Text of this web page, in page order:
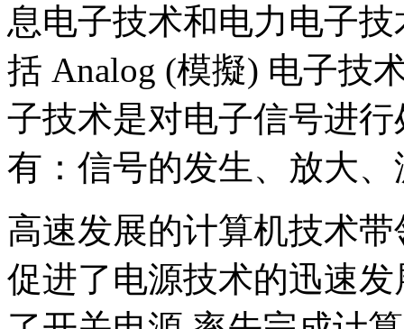
息电子技术和电力电子
括 Analog (模擬) 电子技
子技术是对电子信号进
有：信号的发生、放大
高速发展的计算机技术
促进了电源技术的迅速